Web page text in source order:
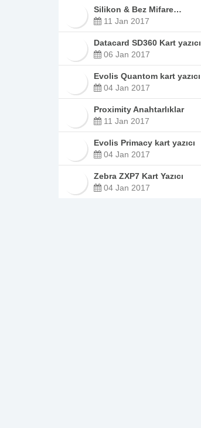
Silikon & Bez Mifare…
11 Jan 2017
Datacard SD360 Kart yazıcı
06 Jan 2017
Evolis Quantom kart yazıcı
04 Jan 2017
Proximity Anahtarlıklar
11 Jan 2017
Evolis Primacy kart yazıcı
04 Jan 2017
Zebra ZXP7 Kart Yazıcı
04 Jan 2017